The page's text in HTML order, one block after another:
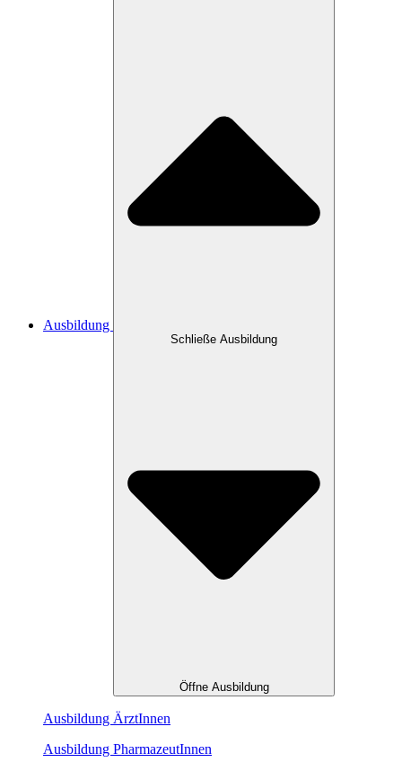
Ausbildung
Schließe Ausbildung
Öffne Ausbildung
Ausbildung ÄrztInnen
Ausbildung PharmazeutInnen